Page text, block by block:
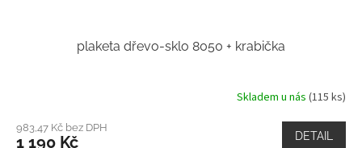
plaketa dřevo-sklo 8050 + krabička
Skladem u nás (115 ks)
983,47 Kč bez DPH
1 190 Kč DETAIL